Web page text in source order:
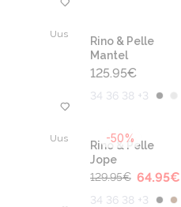
Uus
Rino & Pelle
Mantel
125.95€
34 36 38 +3
Uus -50%
Rino & Pelle
Jope
129.95€ 64.95€
34 36 38 +3